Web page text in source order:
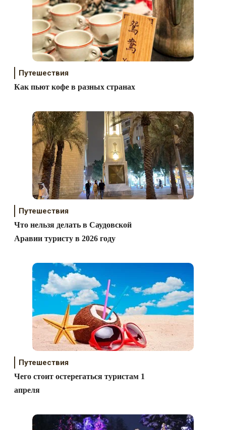
Путешествия
Как пьют кофе в разных странах
Путешествия
Что нельзя делать в Саудовской
Аравии туристу в 2026 году
Путешествия
Чего стоит остерегаться туристам 1
апреля